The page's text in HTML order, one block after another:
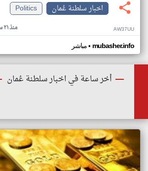
اخبار سلطنة عُمان
Politics
منذ ٢١ ساعة AW37UU
مباشر• mubasher.info
أخر ساعة في اخبار سلطنة عُمان